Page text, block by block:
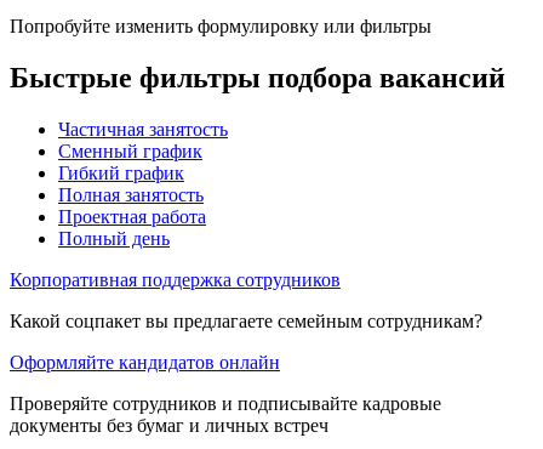
Попробуйте изменить формулировку или фильтры
Быстрые фильтры подбора вакансий
Частичная занятость
Сменный график
Гибкий график
Полная занятость
Проектная работа
Полный день
Корпоративная поддержка сотрудников
Какой соцпакет вы предлагаете семейным сотрудникам?
Оформляйте кандидатов онлайн
Проверяйте сотрудников и подписывайте кадровые
документы без бумаг и личных встреч